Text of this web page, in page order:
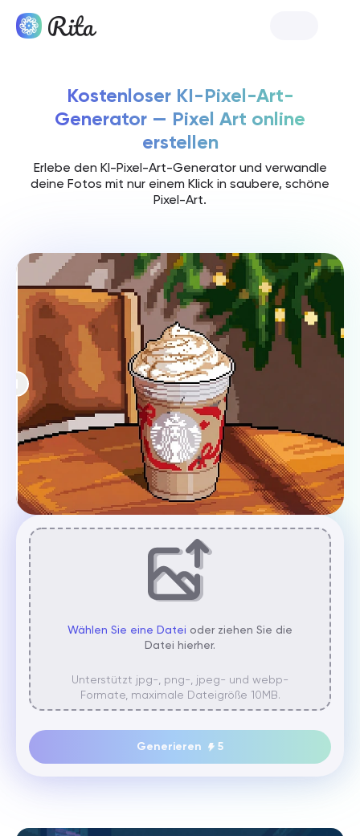
Kostenloser KI-Pixel-Art-
Generator — Pixel Art online
erstellen
Erlebe den KI-Pixel-Art-Generator und verwandle
deine Fotos mit nur einem Klick in saubere, schöne
Pixel-Art.
Wählen Sie eine Datei oder ziehen Sie die
Datei hierher.
Unterstützt jpg-, png-, jpeg- und webp-
Formate, maximale Dateigröße 10MB.
Generieren 5